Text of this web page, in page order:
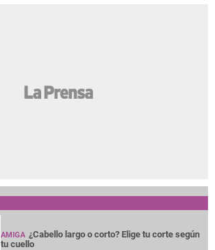
AMIGA ¿Cabello largo o corto? Elige tu corte según
tu cuello